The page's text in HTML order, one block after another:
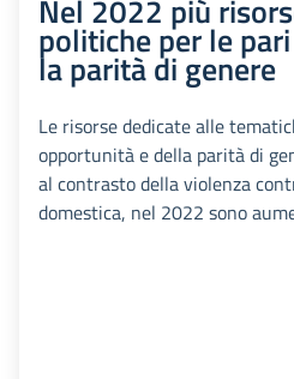
Nel 2022 più
politiche per le
la parità di genere
Le risorse dedicate alle
opportunità e della parità di
al contrasto della violenza
domestica, nel 2022 sono